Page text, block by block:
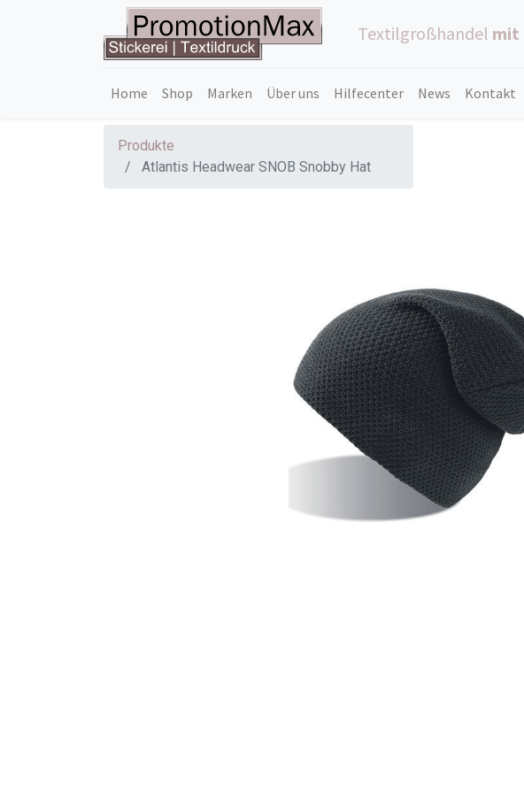
Textilgroßhandel mit
Home Shop Marken Über uns Hilfecenter News Kontakt
Produkte
Atlantis Headwear SNOB Snobby Hat